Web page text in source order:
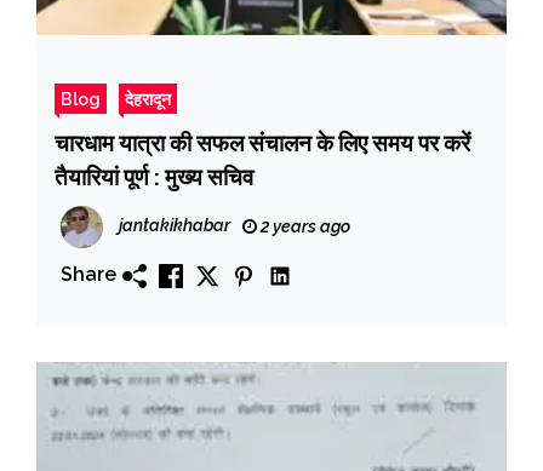
Blog देहरादून
चारधाम यात्रा की सफल संचालन के लिए समय पर करें
तैयारियां पूर्ण : मुख्य सचिव
jantakikhabar 2 years ago
Share